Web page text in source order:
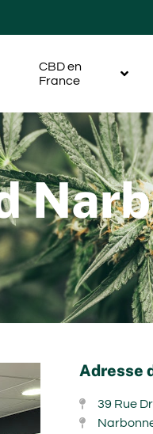
CBD en
France
Adresse
39 Rue